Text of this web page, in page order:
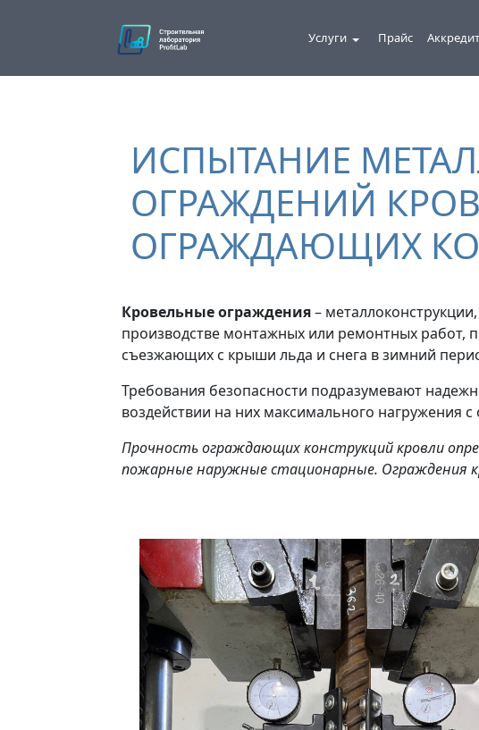
Услуги Прайс
ИСПЫТАНИЕ
ОГРАЖДЕНИЙ
ОГРАЖДАЮЩИХ
Кровельные ограждения–
производстве монтажных или ремонтных работ,
съезжающих с крыши льда и снега в зимний
Требования безопасности подразумевают
воздействии на них максимального нагружения
Прочность ограждающих конструкций кровли
пожарные наружные стационарные. Ограждения